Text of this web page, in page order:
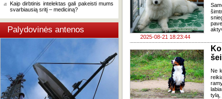
Kaip dirbtinis intelektas gali pakeisti mums
svarbiausią sritį – mediciną?
Palydovinės antenos
2025-08-21 18:23:44
Ne
tylą,